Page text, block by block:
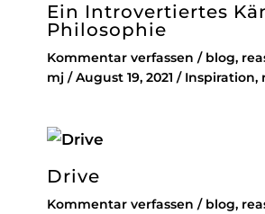
Ein Introvertiertes
Philosophie
Kommentar verfassen / blog,
mj /August 19, 2021 / Inspiration,
Drive
Kommentar verfassen / blog,